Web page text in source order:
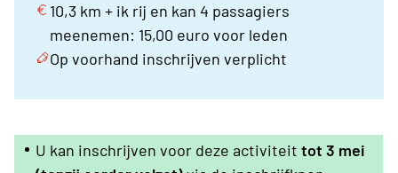
10,3 km + ik rij en kan 4 passagiers
meenemen: 15,00 euro voor leden
Op voorhand inschrijven verplicht
U kan inschrijven voor deze activiteit tot 3 mei